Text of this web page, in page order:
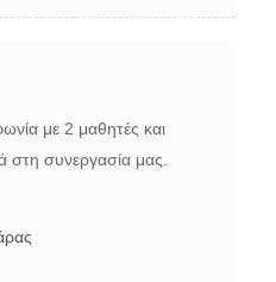
με 2 μαθητές και
στη συνεργασία μας.